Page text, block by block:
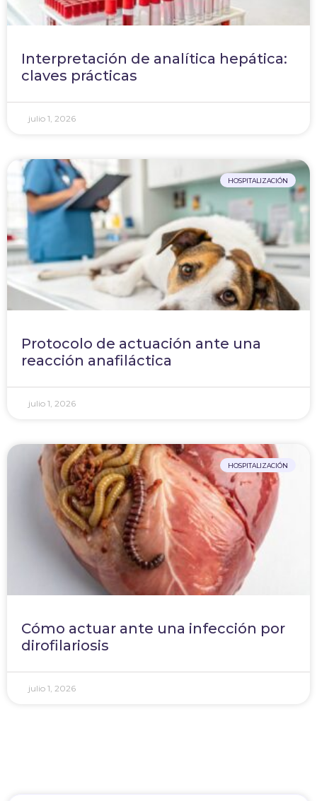
Interpretación de analítica hepática:
claves prácticas
julio 1, 2026
HOSPITALIZACIÓN
Protocolo de actuación ante una
reacción anafiláctica
julio 1, 2026
HOSPITALIZACIÓN
Cómo actuar ante una infección por
dirofilariosis
julio 1, 2026